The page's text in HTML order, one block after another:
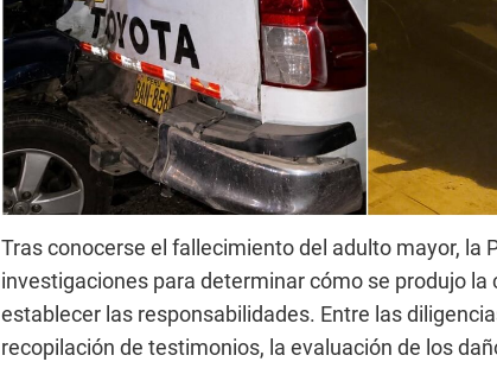
Tras conocerse el fallecimiento del adulto mayor, la
investigaciones para determinar cómo se produjo la
establecer las responsabilidades. Entre las
recopilación de testimonios, la evaluación de los